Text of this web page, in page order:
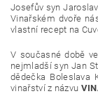
Josefův syn
Vinařském dvoře
vlastní recept na
V současné době
nejmladší syn Jan
dědečka Boleslava
vinařství z názvu